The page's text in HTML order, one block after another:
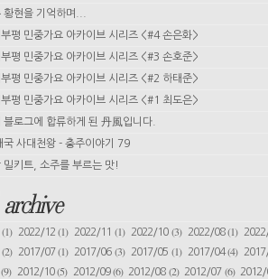
황현을 기억하며...
평 민중가요 아카이브 시리즈 <#4 손은화>
평 민중가요 아카이브 시리즈 <#3 손호준>
평 민중가요 아카이브 시리즈 <#2 하태준>
평 민중가요 아카이브 시리즈 <#1 최도은>
블로그에 합류하게 된 丹風입니다.
국 사대천왕 - 충주이야기 79
밀키트, 소주를 부르는 맛!
(1) 2022/12(1) 2022/11(1) 2022/10 (3) 2022/08(1)
(2) 2017/07(1) 2017/06(3) 2017/05 (1) 2017/04(4)
(9) 2012/10(5) 2012/09(6) 2012/08 (2) 2012/07 (6)